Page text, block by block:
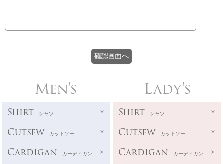
Men's
Shirt シャツ
Cutsew カットソー
Cardigan カーディガン
Lady's
Shirt シャツ
Cutsew カットソー
Cardigan カーディガン